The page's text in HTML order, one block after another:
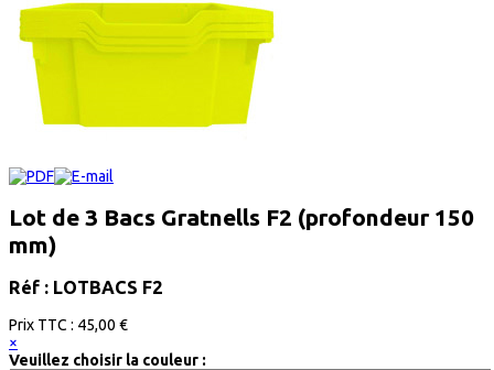
Lot de 3 Bacs Gratnells F2 (profondeur 150
mm)
Réf : LOTBACS F2
Prix ​​TTC : 45,00 €
×
Veuillez choisir la couleur :